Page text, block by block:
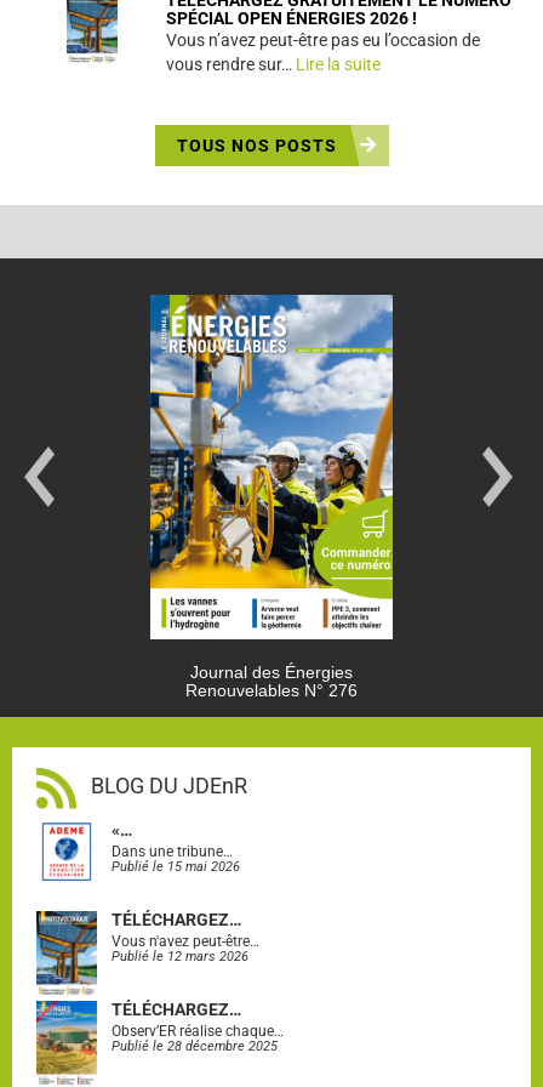
SPÉCIAL OPEN ÉNERGIES 2026 !
Vous n’avez peut-être pas eu l’occasion de
vous rendre sur… Lire la suite
TOUS NOS POSTS
Journal des Énergies
Renouvelables N° 276
BLOG DU JDEnR
«…
Dans une tribune…
Publié le 15 mai 2026
TÉLÉCHARGEZ…
Vous n'avez peut-être…
Publié le 12 mars 2026
TÉLÉCHARGEZ…
Observ’ER réalise chaque…
Publié le 28 décembre 2025